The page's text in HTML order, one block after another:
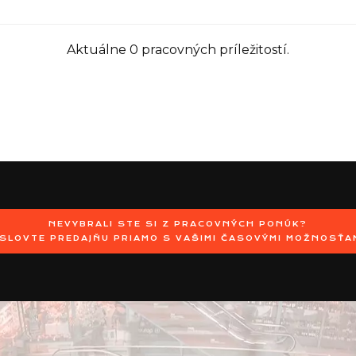
Aktuálne 0 pracovných príležitostí.
NEVYBRALI STE SI Z PRACOVNÝCH PONÚK?
PREDAJŇU PRIAMO S VAŠIMI ČASOVÝMI